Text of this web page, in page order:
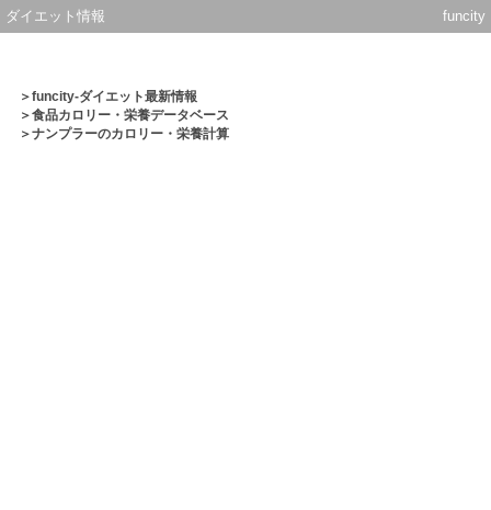
ダイエット情報 funcity
＞funcity-ダイエット最新情報
＞食品カロリー・栄養データベース
＞ナンプラーのカロリー・栄養計算